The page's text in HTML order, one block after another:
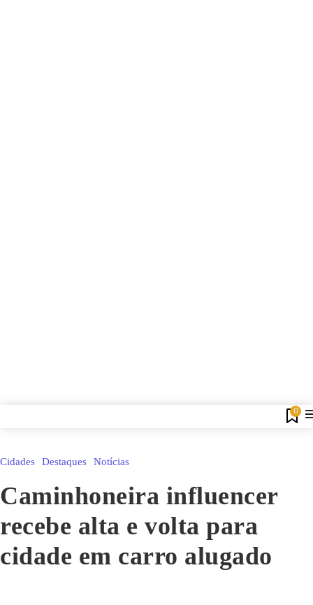
0
Cidades Destaques Notícias
Caminhoneira influencer
recebe alta e volta para
cidade em carro alugado